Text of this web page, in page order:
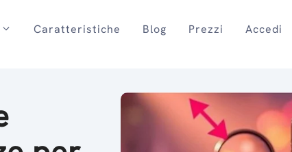
Caratteristiche Blog Prezzi Accedi